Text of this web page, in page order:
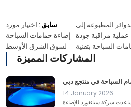
سابق : اختيار مورد
إضاءة حمامات السباحة
لسوق الشرق الأوسط
المطبوعة إلى
عملية مراقبة جودة
المشاركات المميزة
السباحة في منتجع دبي
14 January 2026